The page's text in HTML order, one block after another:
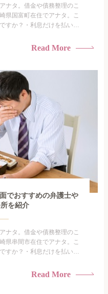
ナタ。借金や債務整理のこ
県国富町在住でアナタ。こ
すか？・利息だけを払い続
てで憂鬱になる。・闇金に
Read More
でおすすめの弁護士や
を紹介
ナタ。借金や債務整理のこ
県串間市在住でアナタ。こ
すか？・利息だけを払い続
てで憂鬱になる。・闇金に
Read More